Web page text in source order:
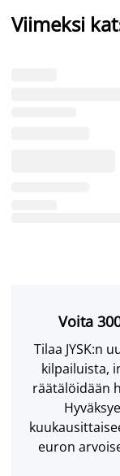
Viimeksi
Voita
Tilaa JYSK:n
kilpailuista,
räätälöidään
euron